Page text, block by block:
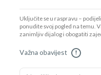
Uključite se u raspravu –
ponudite svoj pogled na temu.
zanimljiv dijalog i obogatiti
Važna obavijest !